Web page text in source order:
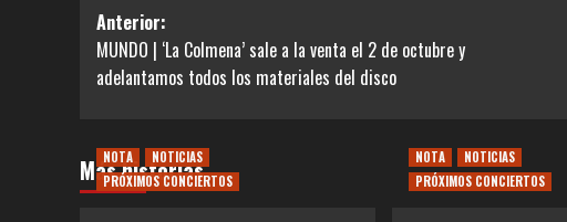
Navegación
de
entradas
Anterior:
MUNDO | ‘La Colmena’ sale a la venta el 2 de octubre y
adelantamos todos los materiales del disco
Más historias
NOTA
NOTICIAS
PRÓXIMOS CONCIERTOS
NOTA
NOTICIAS
PRÓXIMOS CONCIERTOS